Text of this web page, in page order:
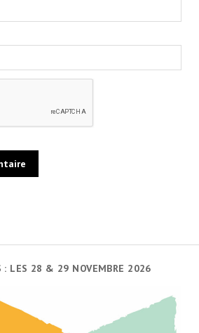
: LES 28 & 29 NOVEMBRE 2026